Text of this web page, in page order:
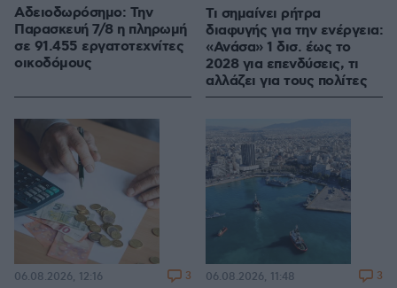
Αδειοδωρόσημο: Την
Παρασκευή 7/8 η πληρωμή
σε 91.455 εργατοτεχνίτες
οικοδόμους
Τι σημαίνει ρήτρα
διαφυγής για την ενέργεια:
«Ανάσα» 1 δισ. έως το
2028 για επενδύσεις, τι
αλλάζει για τους πολίτες
06.08.2026, 12:16 3 06.08.2026, 11:48 3